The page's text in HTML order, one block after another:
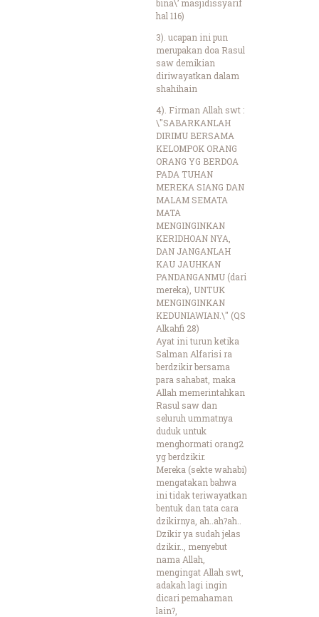
bina\’ masjidissyarif
hal 116)
3). ucapan ini pun
merupakan doa Rasul
saw demikian
diriwayatkan dalam
shahihain
4). Firman Allah swt :
\"SABARKANLAH
DIRIMU BERSAMA
KELOMPOK ORANG
ORANG YG BERDOA
PADA TUHAN
MEREKA SIANG DAN
MALAM SEMATA
MATA
MENGINGINKAN
KERIDHOAN NYA,
DAN JANGANLAH
KAU JAUHKAN
PANDANGANMU (dari
mereka), UNTUK
MENGINGINKAN
KEDUNIAWIAN.\" (QS
Alkahfi 28)
Ayat ini turun ketika
Salman Alfarisi ra
berdzikir bersama
para sahabat, maka
Allah memerintahkan
Rasul saw dan
seluruh ummatnya
duduk untuk
menghormati orang2
yg berdzikir.
Mereka (sekte wahabi)
mengatakan bahwa
ini tidak teriwayatkan
bentuk dan tata cara
dzikirnya, ah..ah?ah..
Dzikir ya sudah jelas
dzikir.., menyebut
nama Allah,
mengingat Allah swt,
adakah lagi ingin
dicari pemahaman
lain?,